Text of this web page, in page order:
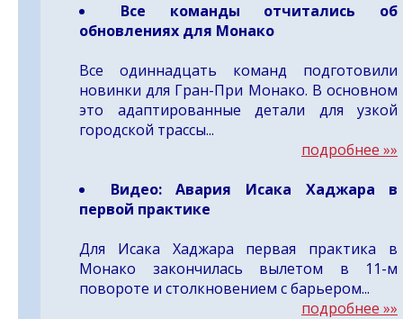
Все команды отчитались об
обновлениях для Монако
Все одиннадцать команд подготовили
новинки для Гран-При Монако. В основном
это адаптированные детали для узкой
городской трассы...
подробнее »»
Видео:Авария Исака Хаджара в
первой практике
Для Исака Хаджара первая практика в
Монако закончилась вылетом в 11-м
повороте и столкновением с барьером...
подробнее »»